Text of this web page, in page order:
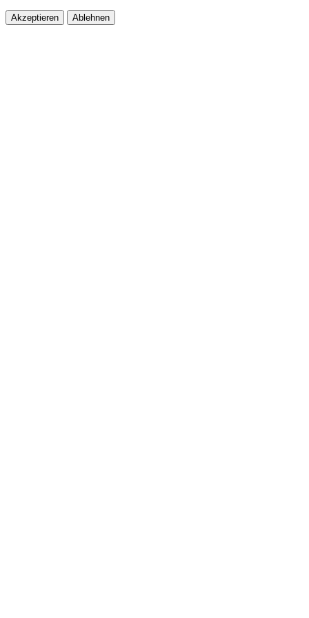
Akzeptieren Ablehnen